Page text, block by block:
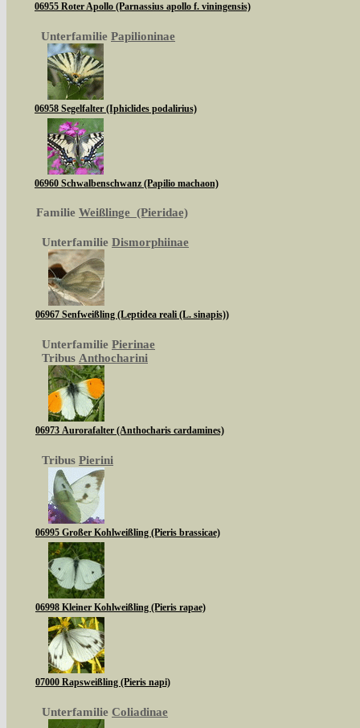
06955 Roter Apollo (Parnassius apollo f. viningensis)
Unterfamilie Papilioninae
06958 Segelfalter (Iphiclides podalirius)
06960 Schwalbenschwanz (Papilio machaon)
Familie Weißlinge (Pieridae)
Unterfamilie Dismorphiinae
06967 Senfweißling (Leptidea reali (L. sinapis))
Unterfamilie Pierinae
Tribus Anthocharini
06973 Aurorafalter (Anthocharis cardamines)
Tribus Pierini
06995 Großer Kohlweißling (Pieris brassicae)
06998 Kleiner Kohlweißling (Pieris rapae)
07000 Rapsweißling (Pieris napi)
Unterfamilie Coliadinae